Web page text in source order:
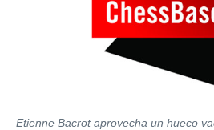
Etienne Bacrot aprovecha un hueco